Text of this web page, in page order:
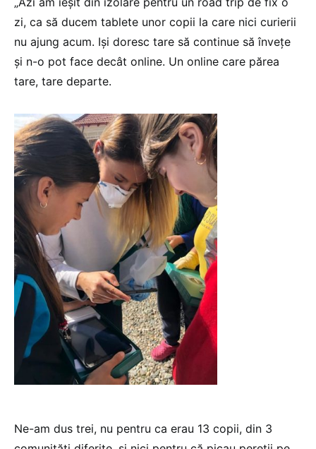
zi, ca să ducem tablete unor copii la care nici curierii
nu ajung acum. Iși doresc tare să continue să învețe
și n-o pot face decât online. Un online care părea
tare, tare departe.
Ne-am dus trei, nu pentru ca erau 13 copii, din 3